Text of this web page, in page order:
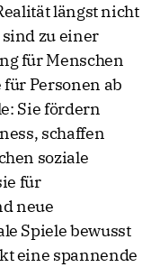
längst nicht
zu einer
für Menschen
Personen ab
Sie fördern
schaffen
soziale
für
neue
Spiele bewusst
eine spannende